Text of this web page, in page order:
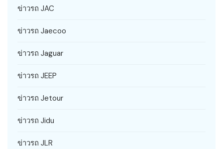
ข่าวรถ JAC
ข่าวรถ Jaecoo
ข่าวรถ Jaguar
ข่าวรถ JEEP
ข่าวรถ Jetour
ข่าวรถ Jidu
ข่าวรถ JLR